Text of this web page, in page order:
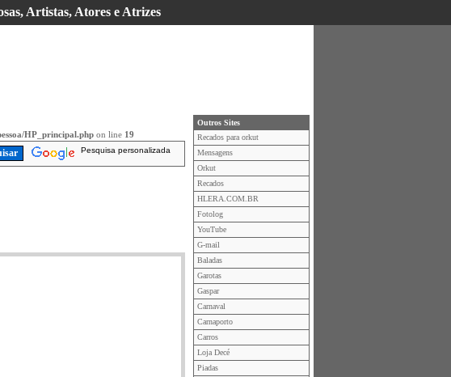
Artistas, Atores e Atrizes
HP_principal.php on line 19
Pesquisa personalizada
Outros Sites
Recados para orkut
Mensagens
Orkut
Recados
HLERA.COM.BR
Fotolog
YouTube
G-mail
Baladas
Garotas
Gaspar
Carnaval
Carnaporto
Carros
Loja Decé
Piadas